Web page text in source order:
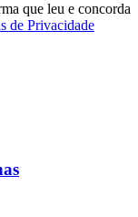
que leu e concorda
de Privacidade